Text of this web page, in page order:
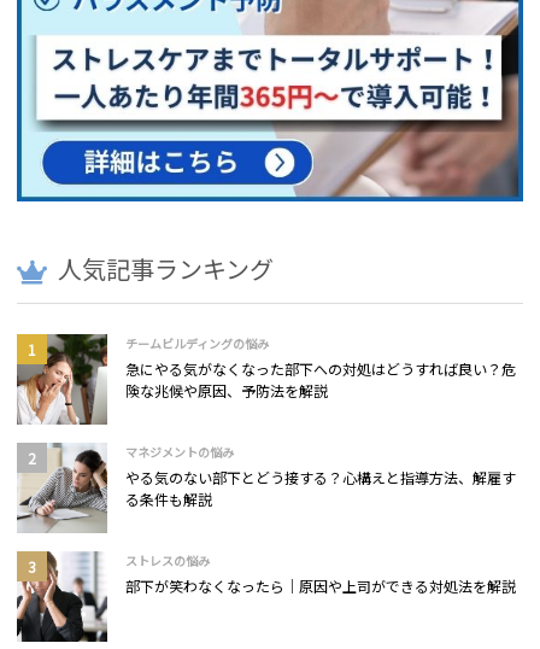
人気記事ランキング
チームビルディングの悩み
急にやる気がなくなった部下への対処はどうすれば良い？危
険な兆候や原因、予防法を解説
マネジメントの悩み
やる気のない部下とどう接する？心構えと指導方法、解雇す
る条件も解説
ストレスの悩み
部下が笑わなくなったら｜原因や上司ができる対処法を解説